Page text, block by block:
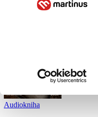
Audiokniha